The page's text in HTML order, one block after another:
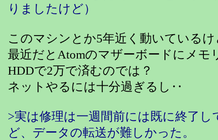
りましたけど）
このマシンとか5年近く動いている
最近だとAtomのマザーボードにメモ
HDDで2万で済むのでは？
ネットやるには十分過ぎるし‥
>実は修理は一週間前には既に終了
ど、データの転送が難しかった。